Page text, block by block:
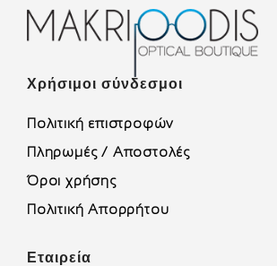
Χρήσιμοι σύνδεσμοι
Πολιτική επιστροφών
Πληρωμές / Αποστολές
Όροι χρήσης
Πολιτική Απορρήτου
Εταιρεία